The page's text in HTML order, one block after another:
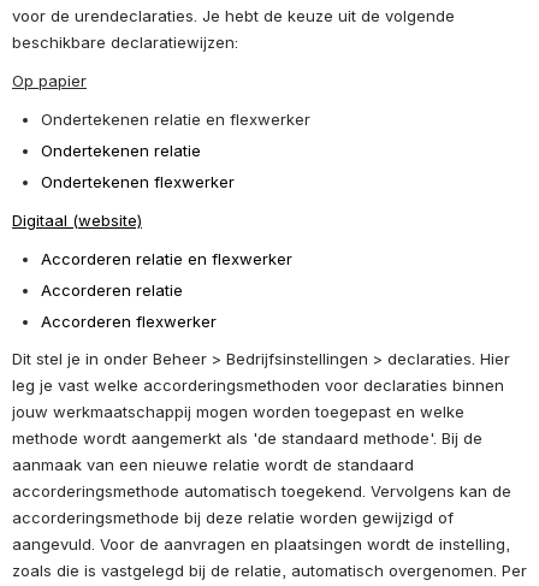
voor de urendeclaraties. Je hebt de keuze uit de volgende
beschikbare declaratiewijzen:
Op papier
Ondertekenen relatie en flexwerker
Ondertekenen relatie
Ondertekenen flexwerker
Digitaal (website)
Accorderen relatie en flexwerker
Accorderen relatie
Accorderen flexwerker
Dit stel je in onder Beheer > Bedrijfsinstellingen > declaraties. Hier
leg je vast welke accorderingsmethoden voor declaraties binnen
jouw werkmaatschappij mogen worden toegepast en welke
methode wordt aangemerkt als 'de standaard methode'. Bij de
aanmaak van een nieuwe relatie wordt de standaard
accorderingsmethode automatisch toegekend. Vervolgens kan de
accorderingsmethode bij deze relatie worden gewijzigd of
aangevuld. Voor de aanvragen en plaatsingen wordt de instelling,
zoals die is vastgelegd bij de relatie, automatisch overgenomen. Per